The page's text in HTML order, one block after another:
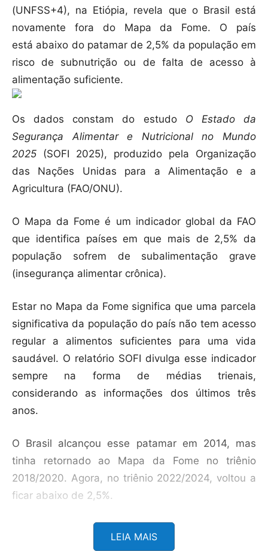
(UNFSS+4), na Etiópia, revela que o Brasil está
novamente fora do Mapa da Fome. O país
está abaixo do patamar de 2,5% da população em
risco de subnutrição ou de falta de acesso à
alimentação suficiente.
Os dados constam do estudo O Estado da
Segurança Alimentar e Nutricional no Mundo
2025 (SOFI 2025), produzido pela Organização
das Nações Unidas para a Alimentação e a
Agricultura (FAO/ONU).
O Mapa da Fome é um indicador global da FAO
que identifica países em que mais de 2,5% da
população sofrem de subalimentação grave
(insegurança alimentar crônica).
Estar no Mapa da Fome significa que uma parcela
significativa da população do país não tem acesso
regular a alimentos suficientes para uma vida
saudável. O relatório SOFI divulga esse indicador
sempre na forma de médias trienais,
considerando as informações dos últimos três
anos.
O Brasil alcançou esse patamar em 2014, mas
tinha retornado ao Mapa da Fome no triênio
2018/2020. Agora, no triênio 2022/2024, voltou a
ficar abaixo de 2,5%.
Nota divulgada, em Brasília, pelo Ministério do
LEIA MAIS